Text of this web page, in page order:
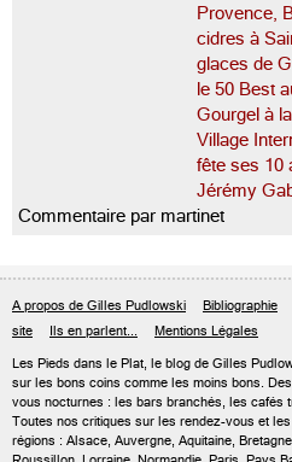
Provence,
cidres à
glaces de
le 50 Best
Gourgel à
Village
fête ses 10
Jérémy
Commentaire par martinet
A propos de Gilles Pudlowski Bibliographie
site
Ils en parlent... Mentions Légales
Les Pieds dans le Plat, le blog de Gilles
sur les bons coins comme les moins bons.
vous nocturnes : les bars branchés, les cafés
Toutes nos critiques sur les rendez-vous et
régions : Alsace, Auvergne, Aquitaine,